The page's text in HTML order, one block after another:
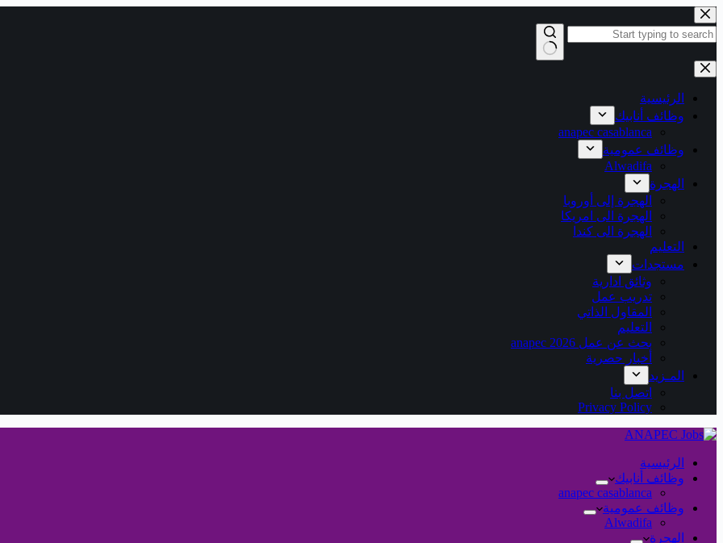
التجاوز
إلى
المحتوى
نتائج
الرئيسية
وظائف أنابيك
anapec casablanca
وظائف عمومية
Alwadifa
الهجرة
الهجرة إلى أوروبا
الهجرة الى امريكا
الهجرة الى كندا
التعليم
مستجدات
وثائق ادارية
تدريب عمل
المقاول الذاتي
التعليم
بحث عن عمل 2026 anapec
أخبار حصرية
المـزيد
اتصل بنا
Privacy Policy
الرئيسية
وظائف أنابيك
anapec casablanca
وظائف عمومية
Alwadifa
الهجرة